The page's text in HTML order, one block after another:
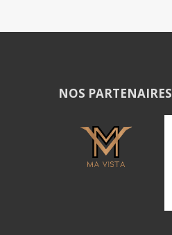
NOS PARTENAIRES